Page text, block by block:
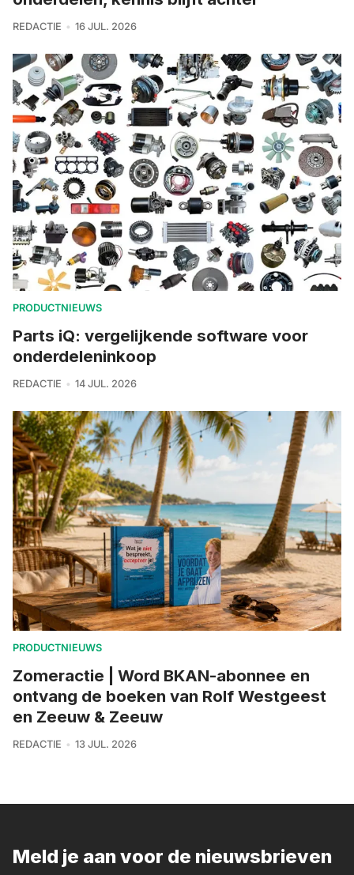
REDACTIE 16 JUL. 2026
PRODUCTNIEUWS
Parts iQ: vergelijkende software voor
onderdeleninkoop
REDACTIE 14 JUL. 2026
PRODUCTNIEUWS
Zomeractie | Word BKAN-abonnee en
ontvang de boeken van Rolf Westgeest
en Zeeuw & Zeeuw
REDACTIE 13 JUL. 2026
Meld je aan voor de nieuwsbrieven